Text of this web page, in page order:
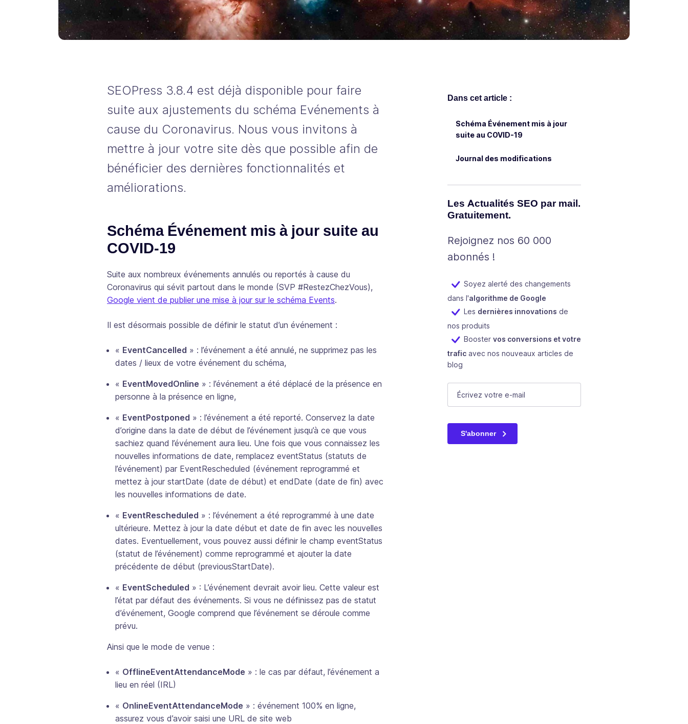
SEOPress 3.8.4 est déjà disponible pour faire
suite aux ajustements du schéma Evénements à
cause du Coronavirus. Nous vous invitons à
mettre à jour votre site dès que possible afin de
bénéficier des dernières fonctionnalités et
améliorations.
Schéma Événement mis à jour suite au
COVID-19
Suite aux nombreux événements annulés ou reportés à cause du
Coronavirus qui sévit partout dans le monde (SVP #RestezChezVous),
Google vient de publier une mise à jour sur le schéma Events.
Il est désormais possible de définir le statut d’un événement :
« EventCancelled » : l’événement a été annulé, ne supprimez pas les
dates / lieux de votre événement du schéma,
« EventMovedOnline » : l’événement a été déplacé de la présence en
personne à la présence en ligne,
« EventPostponed » : l’événement a été reporté. Conservez la date
d’origine dans la date de début de l’événement jusqu’à ce que vous
sachiez quand l’événement aura lieu. Une fois que vous connaissez les
nouvelles informations de date, remplacez eventStatus (statuts de
l’événement) par EventRescheduled (événement reprogrammé et
mettez à jour startDate (date de début) et endDate (date de fin) avec
les nouvelles informations de date.
« EventRescheduled » : l’événement a été reprogrammé à une date
ultérieure. Mettez à jour la date début et date de fin avec les nouvelles
dates. Eventuellement, vous pouvez aussi définir le champ eventStatus
(statut de l’événement) comme reprogrammé et ajouter la date
précédente de début (previousStartDate).
« EventScheduled » : L’événement devrait avoir lieu. Cette valeur est
l’état par défaut des événements. Si vous ne définissez pas de statut
d’événement, Google comprend que l’événement se déroule comme
prévu.
Ainsi que le mode de venue :
« OfflineEventAttendanceMode » : le cas par défaut, l’événement a
lieu en réel (IRL)
« OnlineEventAttendanceMode » : événement 100% en ligne,
assurez vous d’avoir saisi une URL de site web
Dans cet article :
Schéma Événement mis à jour
suite au COVID-19
Journal des modifications
Les Actualités SEO par mail.
Gratuitement.
Rejoignez nos 60 000
abonnés !
Soyez alerté des changements
dans l'algorithme de Google
Les dernières innovations de
nos produits
Booster vos conversions et votre
trafic avec nos nouveaux articles de
blog
Name
Ce champ n’est utilisé qu’à des fins de validation et devrait
E-mail (Nécessaire)
S'abonner